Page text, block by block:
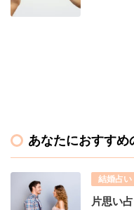
あなたにおすすめ
結婚占い
片思い